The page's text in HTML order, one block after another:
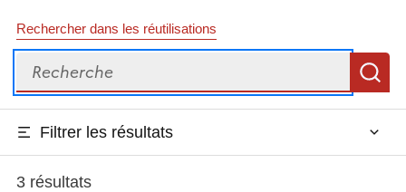
Rechercher dans les réutilisations
Recherche
Filtrer les résultats
3 résultats